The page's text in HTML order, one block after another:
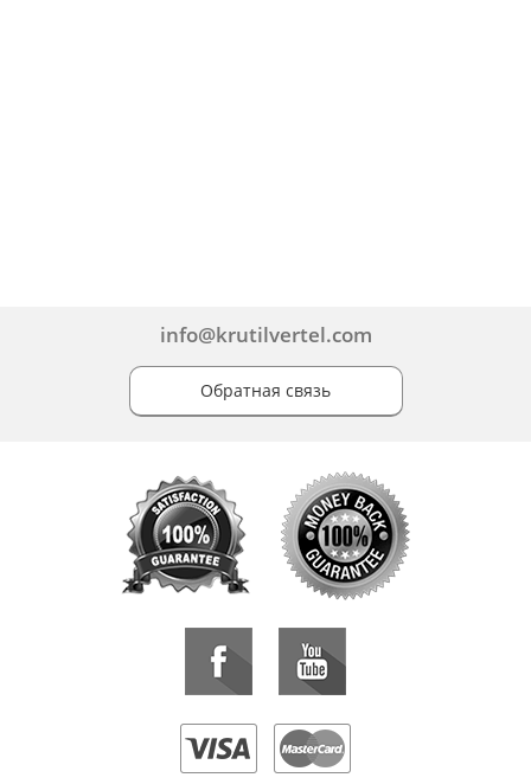
info@krutilvertel.com
Обратная связь